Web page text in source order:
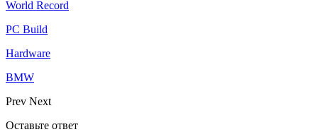
World Record
PC Build
Hardware
BMW
Prev Next
Оставьте ответ